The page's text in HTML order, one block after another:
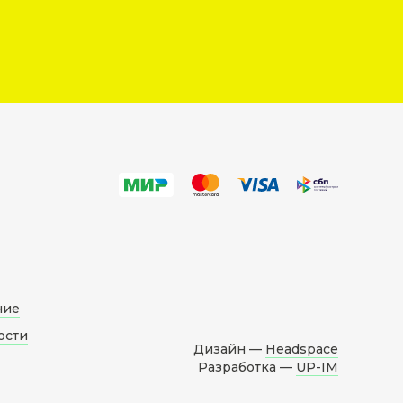
Дизайн — Headspace
Разработка — UP-IM